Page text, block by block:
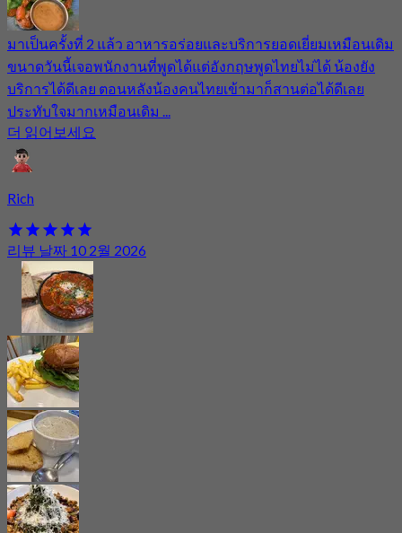
มาเป็นครั้งที่ 2 แล้ว อาหารอร่อยและบริการยอดเยี่ยมเหมือนเดิม
ขนาดวันนี้เจอพนักงานที่พูดได้แต่อังกฤษพูดไทยไม่ได้ น้องยัง
บริการได้ดีเลย ตอนหลังน้องคนไทยเข้ามาก็สานต่อได้ดีเลย
ประทับใจมากเหมือนเดิม ...
더 읽어보세요
Rich
리뷰 날짜 10 2월 2026